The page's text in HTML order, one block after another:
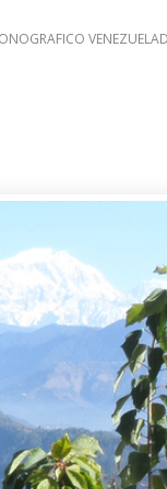
VENEZUELA